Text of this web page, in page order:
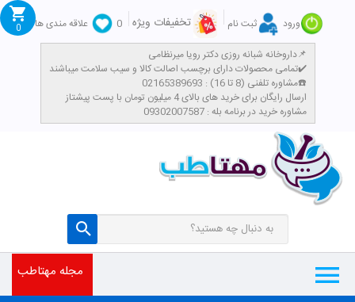
ورود ثبت نام تخفیفات ویژه 0
علاقه مندی ها
داروخانه شبانه روزی دکتر رویا میرنظامی📌
تمامی محصولات دارای برچسب اصالت کالا و سیب سلامت میباشند✔️
مشاوره تلفنی (8 تا 16) : 02165389693☎️
​ارسال رایگان برای خرید های بالای 4 میلیون تومان با پست پیشتاز
مشاوره خرید در برنامه بله : 09302007587
0
مجله مهتاطب